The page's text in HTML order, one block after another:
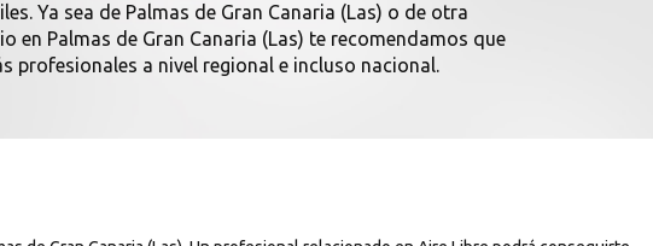
Ya sea de Palmas de Gran Canaria (Las) o de otra
Palmas de Gran Canaria (Las) te recomendamos que
profesionales a nivel regional e incluso nacional.